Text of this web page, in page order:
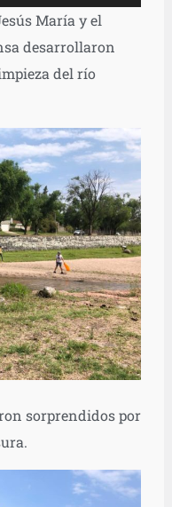
María y el
desarrollaron
del río
sorprendidos por